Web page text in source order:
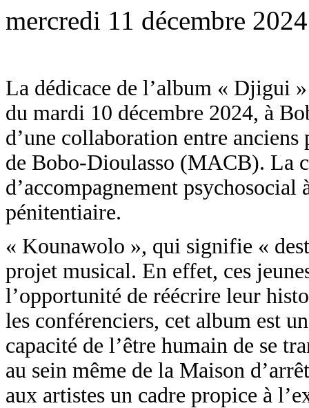
mercredi 11 décembre
La dédicace de l’album « Djigui
du mardi 10 décembre 2024, à
d’une collaboration entre
de Bobo-Dioulasso (MACB). La
d’accompagnement psychosocial
pénitentiaire.
« Kounawolo », qui signifie «
projet musical. En effet, ces
l’opportunité de réécrire leur
les conférenciers, cet album est
capacité de l’être humain de se
au sein même de la Maison
aux artistes un cadre propice à